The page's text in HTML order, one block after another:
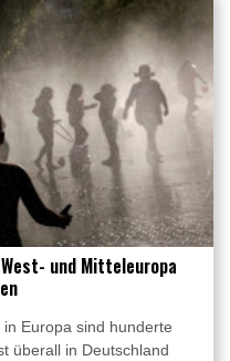
einen äußerst seltenen
und Mitteleuropa
Europa sind hunderte
überall in Deutschland